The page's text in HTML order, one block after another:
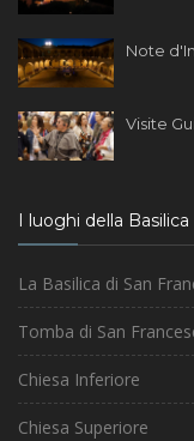
Note
Visite
I luoghi della Basilica
La Basilica di San
Tomba di San
Chiesa Inferiore
Chiesa Superiore